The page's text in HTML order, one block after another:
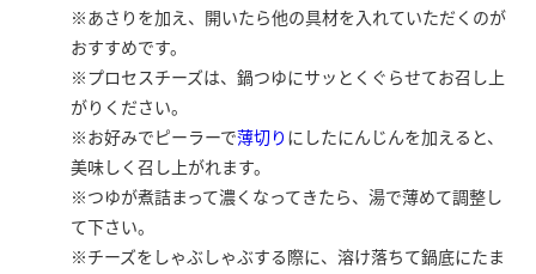
※あさりを加え、開いたら他の具材を入れていただくのが
おすすめです。
※プロセスチーズは、鍋つゆにサッとくぐらせてお召し上
がりください。
※お好みでピーラーで薄切り にしたにんじんを加えると、
美味しく召し上がれます。
※つゆが煮詰まって濃くなってきたら、湯で薄めて調整し
て下さい。
※チーズをしゃぶしゃぶする際に、溶け落ちて鍋底にたま